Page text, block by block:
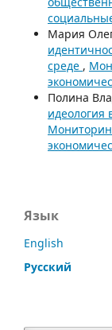
Мария
среде ,
Полина
идеология
Язык
English
Русский